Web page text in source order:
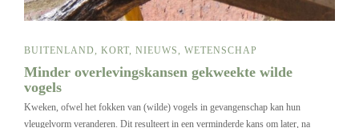
BUITENLAND, KORT, NIEUWS, WETENSCHAP
Minder overlevingskansen gekweekte wilde
vogels
Kweken, ofwel het fokken van (wilde) vogels in gevangenschap kan hun
vleugelvorm veranderen. Dit resulteert in een verminderde kans om later, na